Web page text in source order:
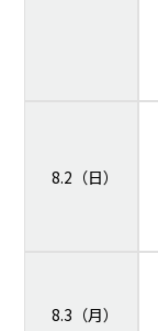
8.2（日）
8.3（月）